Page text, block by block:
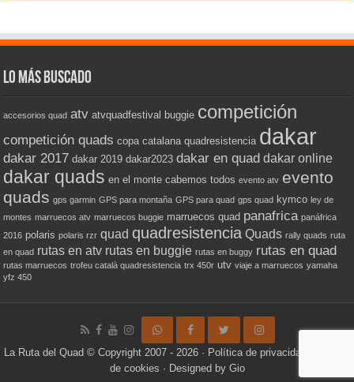
Lo más buscado
accesorios quad atv atvquadfestival buggie competición
competición quads copa catalana quadresistencia dakar
dakar 2017 dakar 2019 dakar2023 dakar en quad dakar online
dakar quads en el monte cabemos todos evento atv evento
quads gps garmin GPS para montaña GPS para quad gps quad kymco ley de
montes marruecos atv marruecos buggie marruecos quad panafrica panáfrica
2016 polaris polaris rzr quad quadresistencia Quads rally quads ruta
en quad rutas en atv rutas en buggie rutas en buggy rutas en quad
rutas marruecos trofeu català quadresistencia trx 450r utv viaje a marruecos yamaha
yfz 450
La Ruta del Quad © Copyright 2007 - 2026 · Política de privacidad
de cookies · Designed by Gio